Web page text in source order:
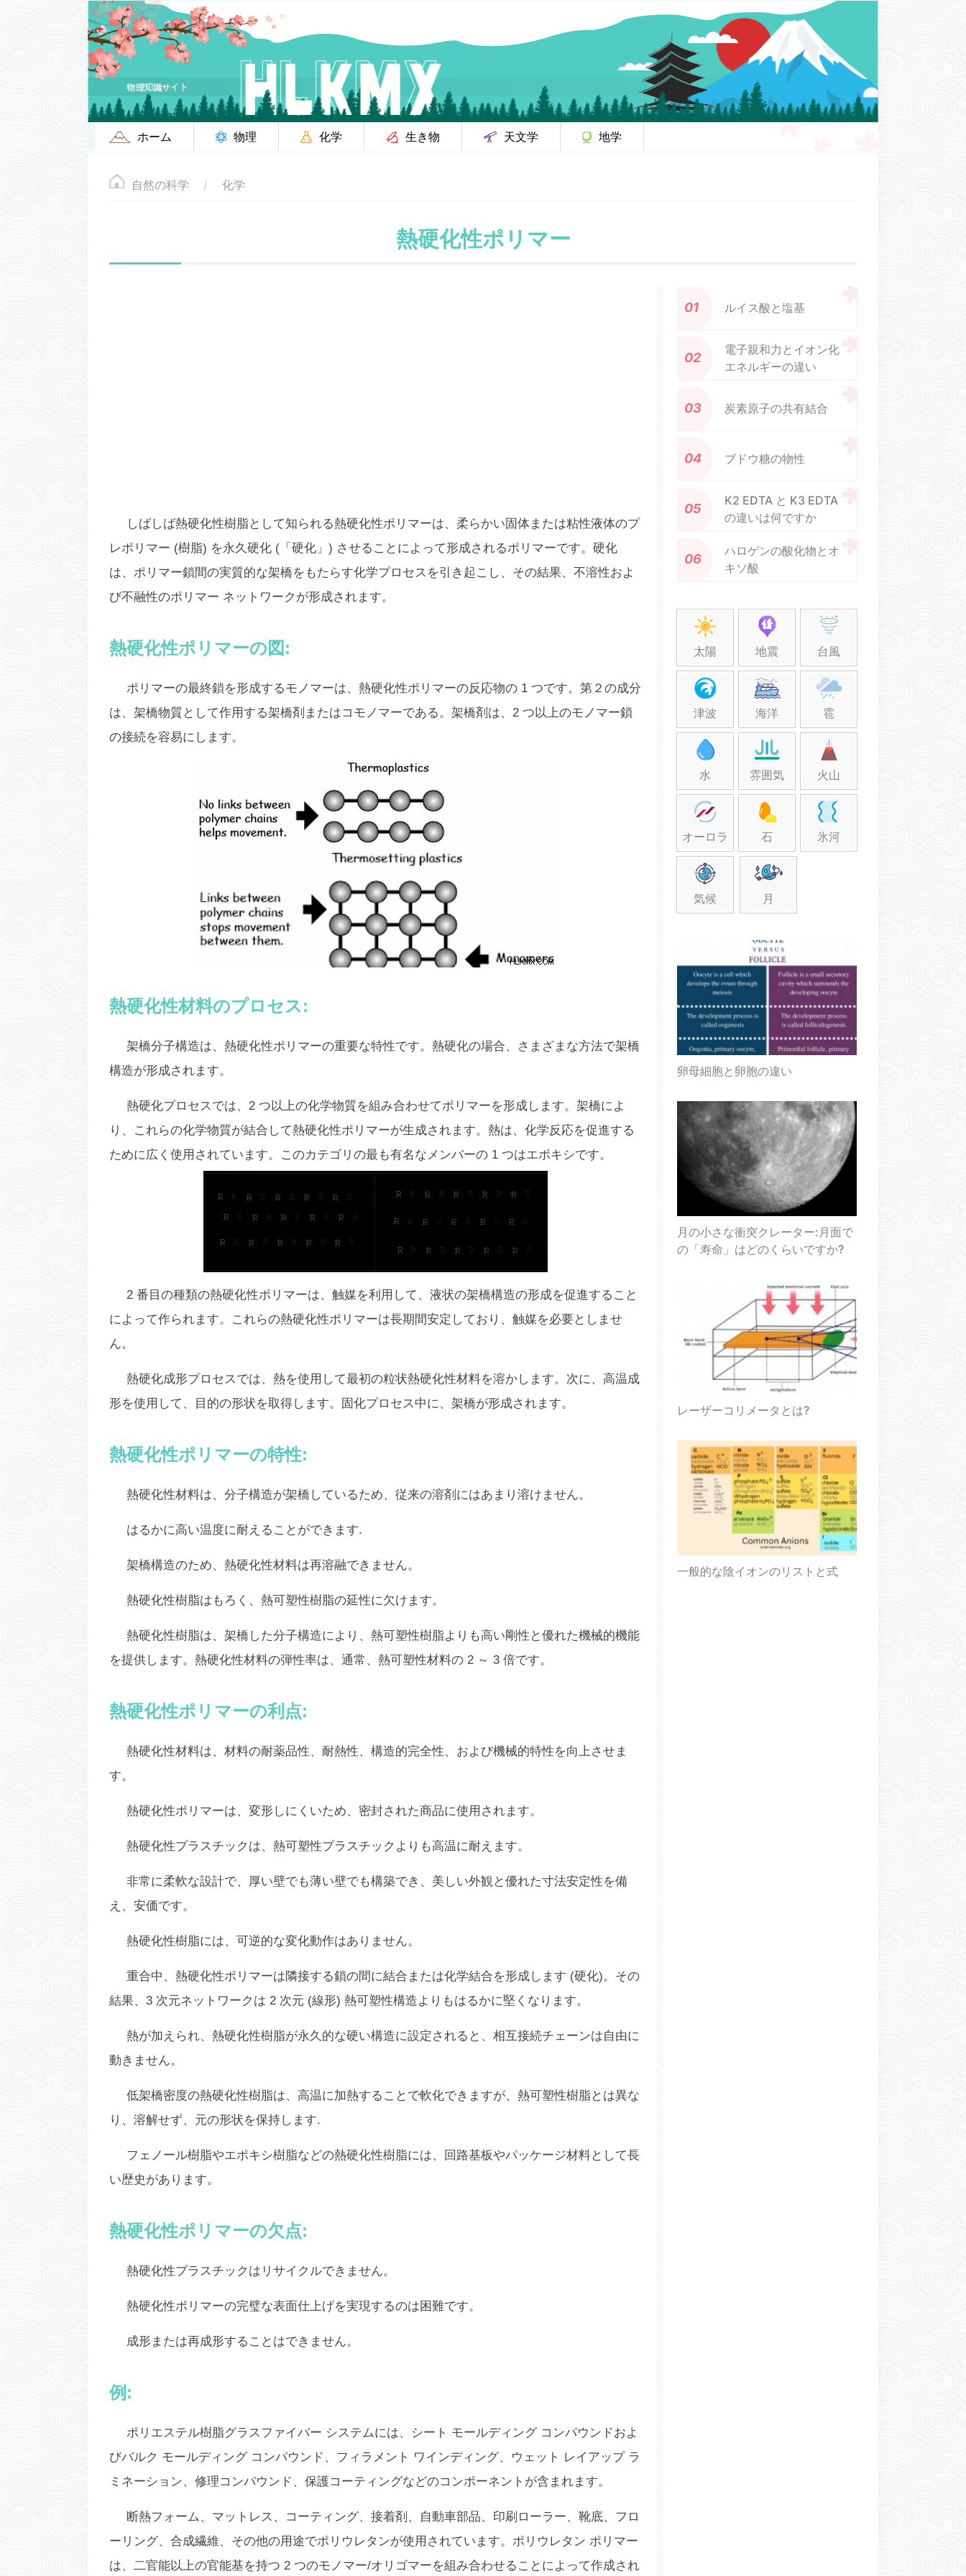
ホーム 物理 化学 生き物 天文学 地学
自然の科学 化学
熱硬化性ポリマー
しばしば熱硬化性樹脂として知られる熱硬化性ポリマーは、柔らかい固体または粘性液体のプ
レポリマー (樹脂) を永久硬化 (「硬化」) させることによって形成されるポリマーです。硬化
は、ポリマー鎖間の実質的な架橋をもたらす化学プロセスを引き起こし、その結果、不溶性およ
び不融性のポリマー ネットワークが形成されます。
熱硬化性ポリマーの図:
ポリマーの最終鎖を形成するモノマーは、熱硬化性ポリマーの反応物の 1 つです。第２の成分
は、架橋物質として作用する架橋剤またはコモノマーである。架橋剤は、2 つ以上のモノマー鎖
の接続を容易にします。
熱硬化性材料のプロセス:
架橋分子構造は、熱硬化性ポリマーの重要な特性です。熱硬化の場合、さまざまな方法で架橋
構造が形成されます。
熱硬化プロセスでは、2 つ以上の化学物質を組み合わせてポリマーを形成します。架橋によ
り、これらの化学物質が結合して熱硬化性ポリマーが生成されます。熱は、化学反応を促進する
ために広く使用されています。このカテゴリの最も有名なメンバーの 1 つはエポキシです。
2 番目の種類の熱硬化性ポリマーは、触媒を利用して、液状の架橋構造の形成を促進すること
によって作られます。これらの熱硬化性ポリマーは長期間安定しており、触媒を必要としませ
ん。
熱硬化成形プロセスでは、熱を使用して最初の粒状熱硬化性材料を溶かします。次に、高温成
形を使用して、目的の形状を取得します。固化プロセス中に、架橋が形成されます。
熱硬化性ポリマーの特性:
熱硬化性材料は、分子構造が架橋しているため、従来の溶剤にはあまり溶けません。
はるかに高い温度に耐えることができます.
架橋構造のため、熱硬化性材料は再溶融できません。
熱硬化性樹脂はもろく、熱可塑性樹脂の延性に欠けます。
熱硬化性樹脂は、架橋した分子構造により、熱可塑性樹脂よりも高い剛性と優れた機械的機能
を提供します。熱硬化性材料の弾性率は、通常、熱可塑性材料の 2 ～ 3 倍です。
熱硬化性ポリマーの利点:
熱硬化性材料は、材料の耐薬品性、耐熱性、構造的完全性、および機械的特性を向上させま
す。
熱硬化性ポリマーは、変形しにくいため、密封された商品に使用されます。
熱硬化性プラスチックは、熱可塑性プラスチックよりも高温に耐えます。
非常に柔軟な設計で、厚い壁でも薄い壁でも構築でき、美しい外観と優れた寸法安定性を備
え、安価です。
熱硬化性樹脂には、可逆的な変化動作はありません。
重合中、熱硬化性ポリマーは隣接する鎖の間に結合または化学結合を形成します (硬化)。その
結果、3 次元ネットワークは 2 次元 (線形) 熱可塑性構造よりもはるかに堅くなります。
熱が加えられ、熱硬化性樹脂が永久的な硬い構造に設定されると、相互接続チェーンは自由に
動きません。
低架橋密度の熱硬化性樹脂は、高温に加熱することで軟化できますが、熱可塑性樹脂とは異な
り、溶解せず、元の形状を保持します.
フェノール樹脂やエポキシ樹脂などの熱硬化性樹脂には、回路基板やパッケージ材料として長
い歴史があります。
熱硬化性ポリマーの欠点:
熱硬化性プラスチックはリサイクルできません。
熱硬化性ポリマーの完璧な表面仕上げを実現するのは困難です。
成形または再成形することはできません。
例:
ポリエステル樹脂グラスファイバー システムには、シート モールディング コンパウンドおよ
びバルク モールディング コンパウンド、フィラメント ワインディング、ウェット レイアップ ラ
ミネーション、修理コンパウンド、保護コーティングなどのコンポーネントが含まれます。
断熱フォーム、マットレス、コーティング、接着剤、自動車部品、印刷ローラー、靴底、フロ
ーリング、合成繊維、その他の用途でポリウレタンが使用されています。ポリウレタン ポリマー
は、二官能以上の官能基を持つ 2 つのモノマー/オリゴマーを組み合わせることによって作成され
ルイス酸と塩基
電子親和力とイオン化
エネルギーの違い
炭素原子の共有結合
ブドウ糖の物性
K2 EDTA と K3 EDTA
の違いは何ですか
ハロゲンの酸化物とオ
キソ酸
太陽 地震 台風
津波 海洋 雹
水 雰囲気 火山
オーロラ 石 氷河
気候 月
卵母細胞と卵胞の違い
月の小さな衝突クレーター:月面で
の「寿命」はどのくらいですか?
レーザーコリメータとは?
一般的な陰イオンのリストと式